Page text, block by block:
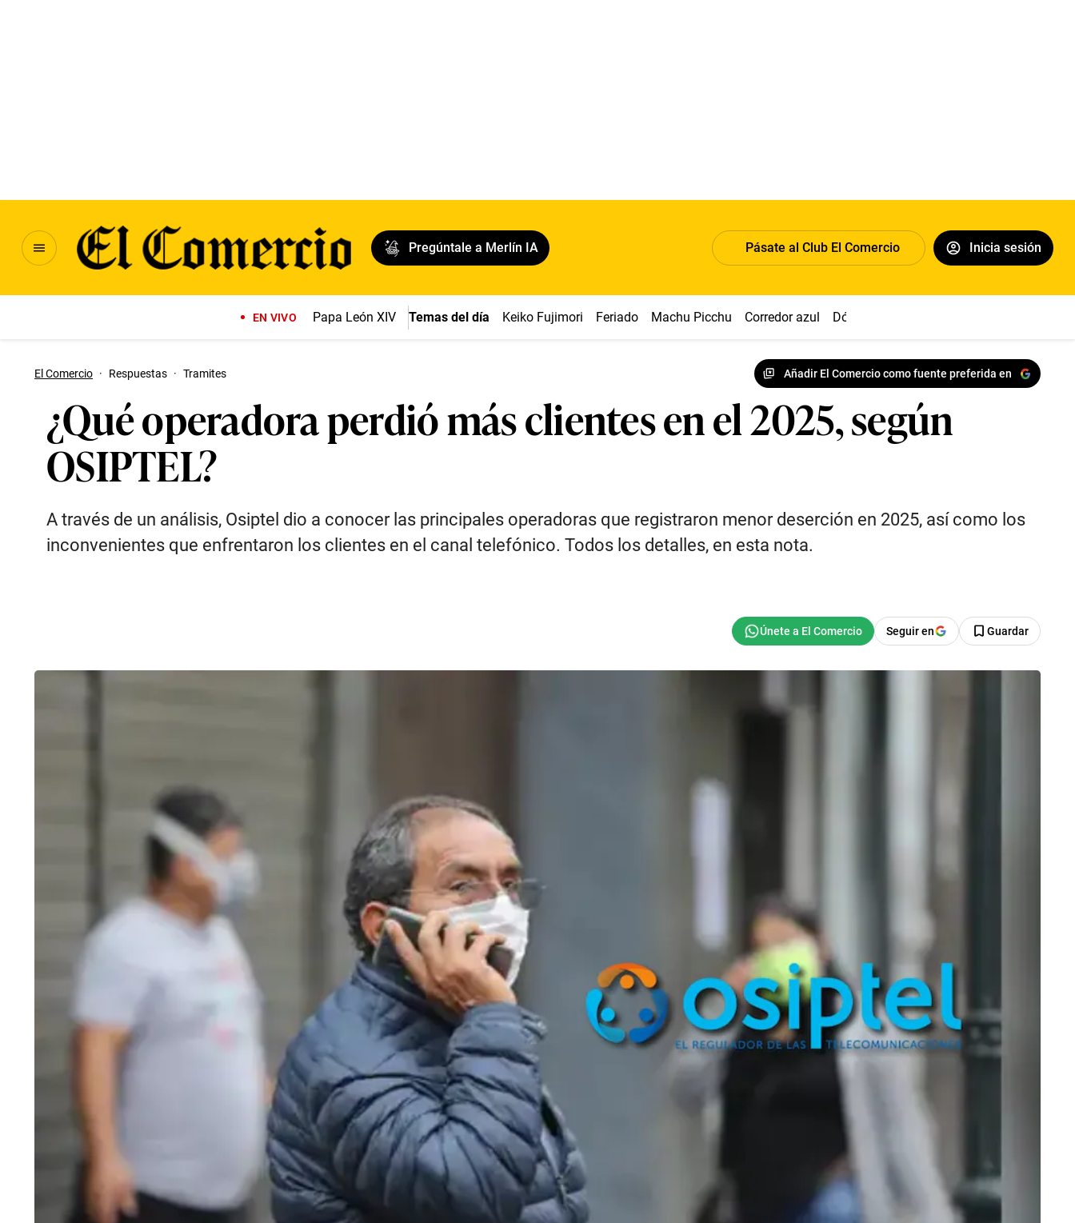
Pregúntale a Merlín IA Pásate al Club El Comercio Inicia sesión
EN VIVO Papa León XIV Temas del día Keiko Fujimori Feriado Machu Picchu Corredor azul Dólar
El Comercio · Respuestas · Tramites Añadir El Comercio como fuente preferida en
¿Qué operadora perdió más clientes en el 2025, según
OSIPTEL?
A través de un análisis, Osiptel dio a conocer las principales operadoras que registraron menor deserción en 2025, así como los
inconvenientes que enfrentaron los clientes en el canal telefónico. Todos los detalles, en esta nota.
Seguir en Guardar